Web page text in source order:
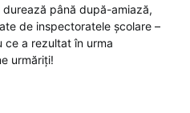
până după-amiază,
de inspectoratele școlare –
ce a rezultat în urma
urmăriți!